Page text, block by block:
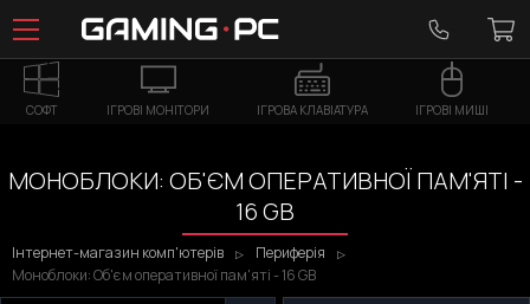
СОФТ ІГРОВІ МОНІТОРИ ІГРОВА КЛАВІАТУРА ІГРОВІ МИШІ
МОНОБЛОКИ: ОБ'ЄМ ОПЕРАТИВНОЇ ПАМ'ЯТІ -
16 GB
Інтернет-магазин комп'ютерів
Периферія
Моноблоки: Об'єм оперативної пам'яті - 16 GB